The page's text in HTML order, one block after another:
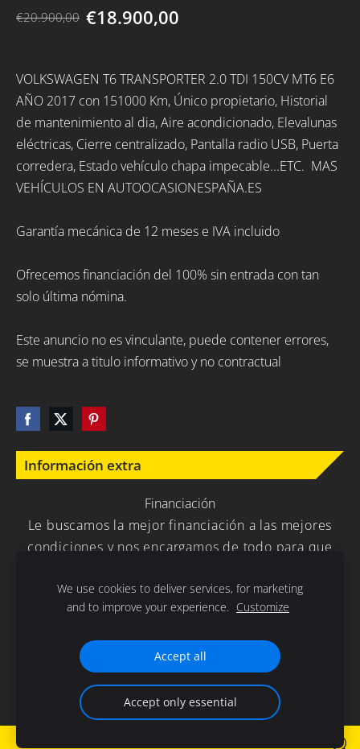
Información extra
Financiación
Le buscamos la mejor financiación a las mejores
condiciones y nos encargamos de todo para que
€20.900,00 €18.900,00
VOLKSWAGEN T6 TRANSPORTER 2.0 TDI 150CV MT6 E6
AÑO 2017 con 151000 Km, Único propietario, Historial
de mantenimiento al dia, Aire acondicionado, Elevalunas
eléctricas, Cierre centralizado, Pantalla radio USB, Puerta
corredera, Estado vehículo chapa impecable...ETC. MAS
VEHÍCULOS EN AUTOOCASIONESPAÑA.ES
Garantía mecánica de 12 meses e IVA incluido
Ofrecemos financiación del 100% sin entrada con tan
solo última nómina.
Este anuncio no es vinculante, puede contener errores,
se muestra a titulo informativo y no contractual
Gracias por la confianza depositada en nuestra empresa .
We use cookies to deliver services, for marketing
and to improve your experience. Customize
Accept all
Accept only essential